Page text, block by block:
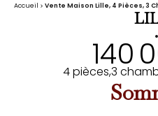
Accueil Vente Maison Lille, 4 Pièces, 3
•
140
4 pièces,3